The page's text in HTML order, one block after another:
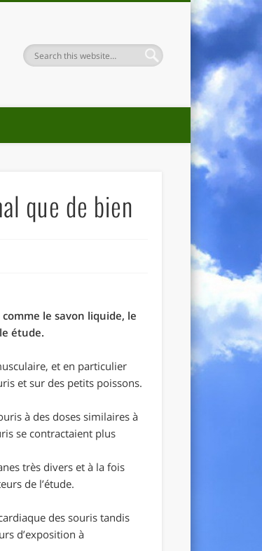
que de bien
le savon liquide, le
étude.
et en particulier
et sur des petits poissons.
à des doses similaires à
se contractaient plus
très divers et à la fois
de l’étude.
des souris tandis
d’exposition à